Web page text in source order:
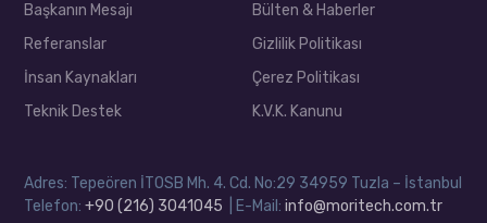
Başkanın Mesajı
Referanslar
İnsan Kaynakları
Teknik Destek
Bülten & Haberler
Gizlilik Politikası
Çerez Politikası
K.V.K. Kanunu
Adres: Tepeören İTOSB Mh. 4. Cd. No:29 34959 Tuzla – İstanbul
Telefon:+90 (216) 3041045 | E-Mail:info@moritech.com.tr